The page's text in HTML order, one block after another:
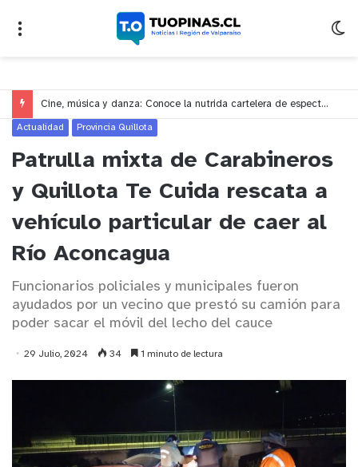
Cine, música y danza: Conoce la nutrida cartelera de espectáculos del Centro Cultural Leopoldo Silva para este mes de agosto
Actualidad Provincia Quillota
Patrulla mixta de Carabineros
y Quillota Te Cuida rescata a
vehículo particular de caer al
Río Aconcagua
Funcionarios policiales y municipales fueron
ayudados por un vecino que prestó su camión para
poder sacar el móvil del lecho del cauce
29 Julio, 2024 34 1 minuto de lectura